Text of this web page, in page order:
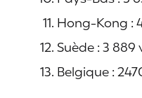
Hong-Kong :
Suède : 3 889
Belgique :